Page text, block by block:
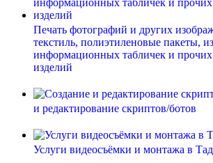
Печать фотографий и других
текстиль, полиэтиленовые пакеты,
информационных табличек и
изделий
и редактирование скриптов/ботов
Услуги видеосъёмки и монтажа в